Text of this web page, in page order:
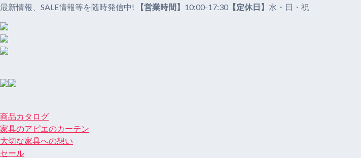
最新情報、SALE情報等を随時発信中!
【営業時間】 10:00-17:30 【定休日】 水・日・祝
商品カタログ
家具のアピエのカーテン
大切な家具への想い
セール